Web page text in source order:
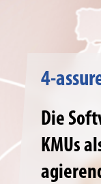
4-
Die
KMUs